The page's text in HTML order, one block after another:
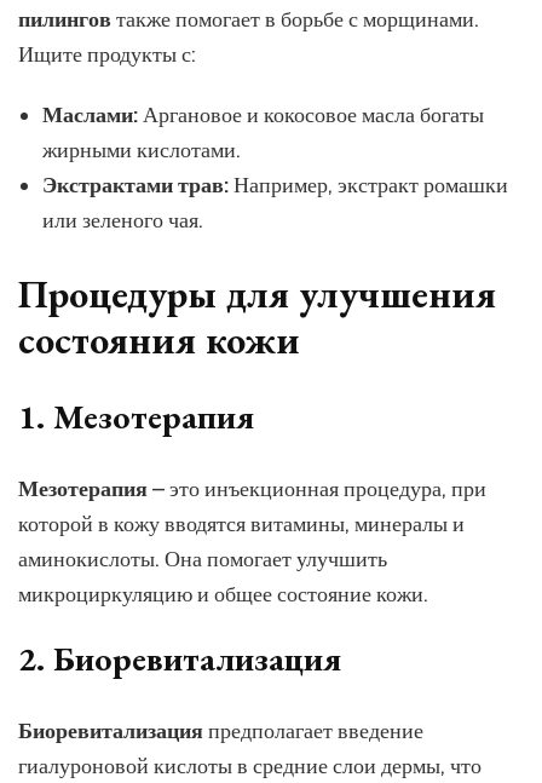
пилингов также помогает в борьбе с морщинами.
Ищите продукты с:
Маслами:Аргановое и кокосовое масла богаты
жирными кислотами.
Экстрактами трав:Например, экстракт ромашки
или зеленого чая.
Процедуры для улучшения
состояния кожи
1. Мезотерапия
Мезотерапия– это инъекционная процедура, при
которой в кожу вводятся витамины, минералы и
аминокислоты. Она помогает улучшить
микроциркуляцию и общее состояние кожи.
2. Биоревитализация
Биоревитализацияпредполагает введение
гиалуроновой кислоты в средние слои дермы, что